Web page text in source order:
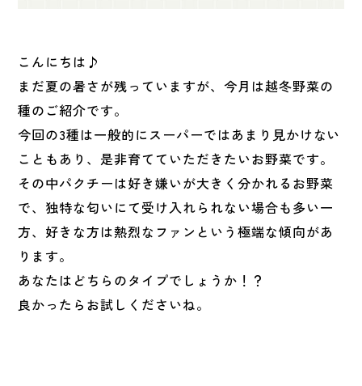
こんにちは♪
まだ夏の暑さが残っていますが、今月は越冬野菜の
種のご紹介です。
今回の3種は一般的にスーパーではあまり見かけない
こともあり、是非育てていただきたいお野菜です。
その中パクチーは好き嫌いが大きく分かれるお野菜
で、独特な匂いにて受け入れられない場合も多い一
方、好きな方は熱烈なファンという極端な傾向があ
ります。
あなたはどちらのタイプでしょうか！？
良かったらお試しくださいね。